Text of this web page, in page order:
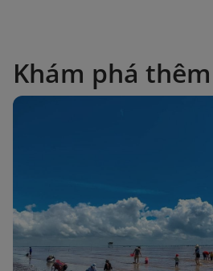
Khám phá thêm